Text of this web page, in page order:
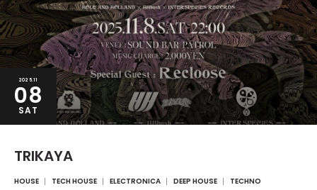
2025.11
08
SAT
TRIKAYA
HOUSE TECH HOUSE ELECTRONICA DEEP HOUSE TECHNO